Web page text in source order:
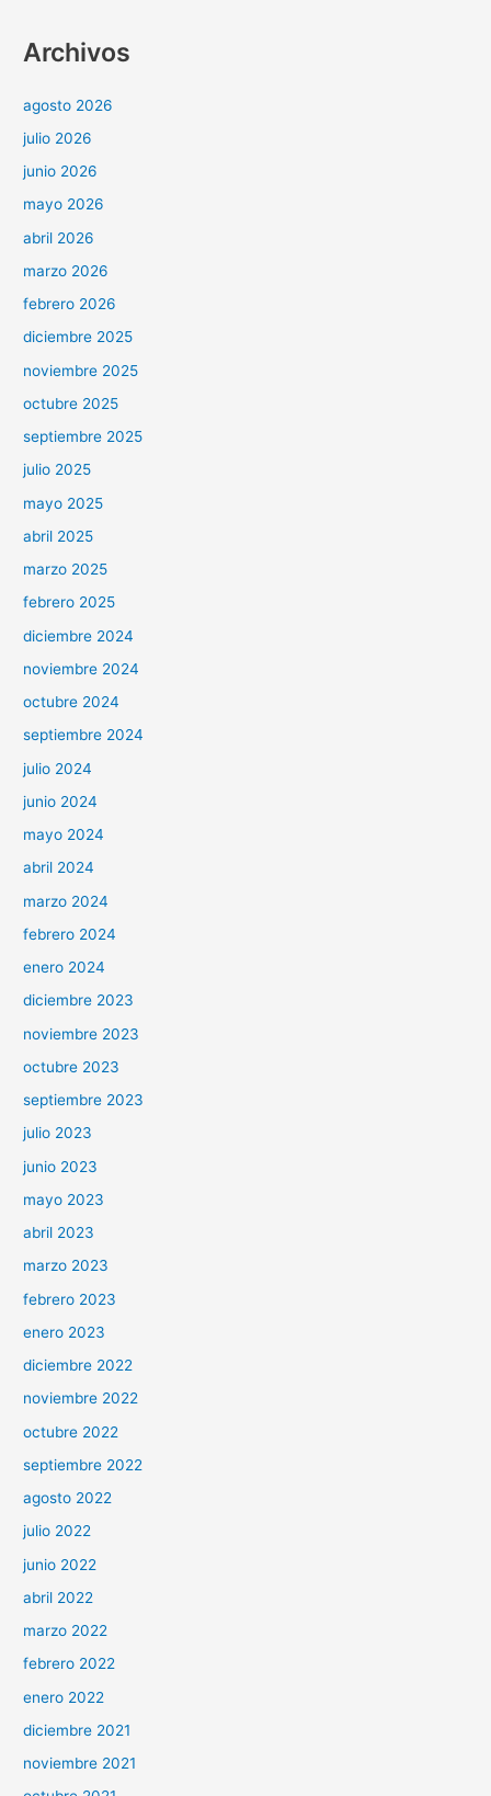
Archivos
agosto 2026
julio 2026
junio 2026
mayo 2026
abril 2026
marzo 2026
febrero 2026
diciembre 2025
noviembre 2025
octubre 2025
septiembre 2025
julio 2025
mayo 2025
abril 2025
marzo 2025
febrero 2025
diciembre 2024
noviembre 2024
octubre 2024
septiembre 2024
julio 2024
junio 2024
mayo 2024
abril 2024
marzo 2024
febrero 2024
enero 2024
diciembre 2023
noviembre 2023
octubre 2023
septiembre 2023
julio 2023
junio 2023
mayo 2023
abril 2023
marzo 2023
febrero 2023
enero 2023
diciembre 2022
noviembre 2022
octubre 2022
septiembre 2022
agosto 2022
julio 2022
junio 2022
abril 2022
marzo 2022
febrero 2022
enero 2022
diciembre 2021
noviembre 2021